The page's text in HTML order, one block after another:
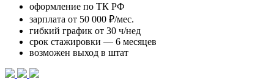
оформление по ТК РФ
зарплата от 50 000 ₽/мес.
гибкий график от 30 ч/нед
срок стажировки — 6 месяцев
возможен выход в штат